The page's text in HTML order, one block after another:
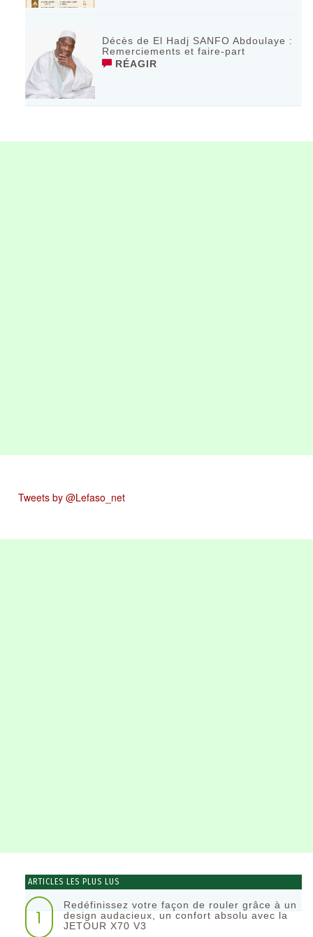
Décès de El Hadj SANFO Abdoulaye :
Remerciements et faire-part
RÉAGIR
Tweets by @Lefaso_net
ARTICLES LES PLUS LUS
1
Redéfinissez votre façon de rouler grâce à un
design audacieux, un confort absolu avec la
JETOUR X70 V3